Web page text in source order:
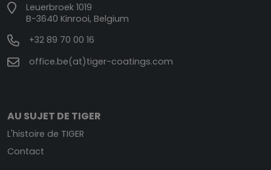
Leuerbroek 1019
B-3640 Kinrooi, Belgium
+32 89 70 00 16
office.be(at)tiger-coatings.com
AU SUJET DE TIGER
L'histoire de TIGER
Contact